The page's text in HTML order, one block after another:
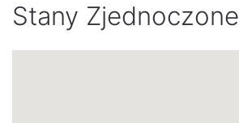
Stany Zjednoczone